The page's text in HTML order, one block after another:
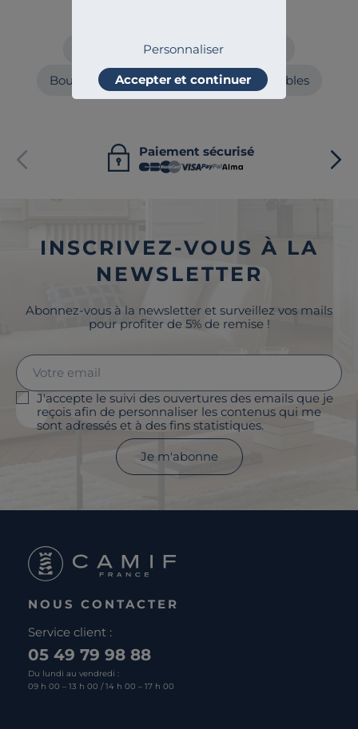
Personnaliser
Accepter et continuer
Tables à manger Tables basses
Bouts de canapés Consoles Meubles
Paiement sécurisé
INSCRIVEZ-VOUS À LA
NEWSLETTER
Abonnez-vous à la newsletter et surveillez vos mails
pour profiter de 5% de remise !
J'accepte le suivi des ouvertures des emails que je
reçois afin de personnaliser les contenus qui me
sont adressés et à des fins statistiques.
Je m'abonne
NOUS CONTACTER
Service client :
05 49 79 98 88
Du lundi au vendredi :
09 h 00 – 13 h 00 / 14 h 00 – 17 h 00